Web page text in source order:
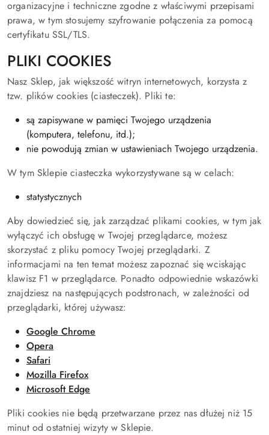
organizacyjne i techniczne zgodne z właściwymi przepisami
prawa, w tym stosujemy szyfrowanie połączenia za pomocą
certyfikatu SSL/TLS.
PLIKI COOKIES
Nasz Sklep, jak większość witryn internetowych, korzysta z
tzw. plików cookies (ciasteczek). Pliki te:
są zapisywane w pamięci Twojego urządzenia
(komputera, telefonu, itd.);
nie powodują zmian w ustawieniach Twojego urządzenia.
W tym Sklepie ciasteczka wykorzystywane są w celach:
statystycznych
Aby dowiedzieć się, jak zarządzać plikami cookies, w tym jak
wyłączyć ich obsługę w Twojej przeglądarce, możesz
skorzystać z pliku pomocy Twojej przeglądarki. Z
informacjami na ten temat możesz zapoznać się wciskając
klawisz F1 w przeglądarce. Ponadto odpowiednie wskazówki
znajdziesz na następujących podstronach, w zależności od
przeglądarki, której używasz:
Google Chrome
Opera
Safari
Mozilla Firefox
Microsoft Edge
Pliki cookies nie będą przetwarzane przez nas dłużej niż 15
minut od ostatniej wizyty w Sklepie.